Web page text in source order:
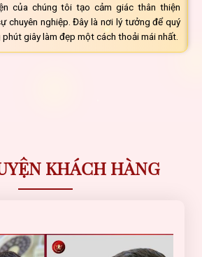
của chúng tôi tạo cảm giác thân thiện
chuyên nghiệp. Đây là nơi lý tưởng để quý
giây làm đẹp một cách thoải mái nhất.
KHÁCH HÀNG